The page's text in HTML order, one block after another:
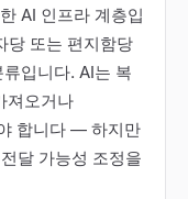
AI 인프라 계층입
당 또는 편지함당
입니다. AI는 복
져오거나
합니다 — 하지만
달 가능성 조정을